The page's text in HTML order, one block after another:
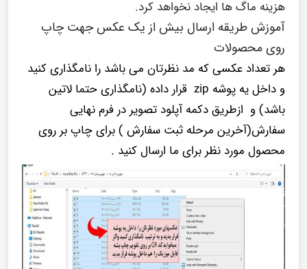
هزینه ماگ ها ایجاد نخواهد کرد.
آموزش طریقه ارسال بیش از یک عکس جهت چاپ
روی محصولات
هر تعداد عکسی که مد نظرتان می باشد را نامگذاری کنید
و داخل یه پوشه zip قرار داده (نامگذاری حتما لاتین
باشد) و ازطریق دکمه آپلود تصویر در فرم نهایی
سفارش(آخرین مرحله ثبت سفارش ) برای چاپ بر روی
محصول مورد نظر برای ما ارسال کنید .